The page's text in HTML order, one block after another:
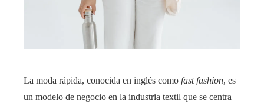
La moda rápida, conocida en inglés como fast fashion, es
un modelo de negocio en la industria textil que se centra